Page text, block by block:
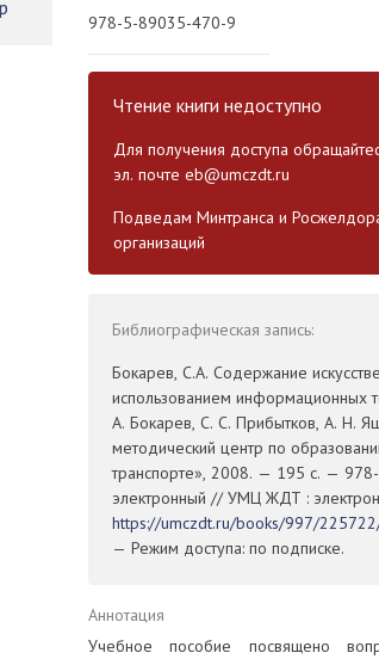
978-5-89035-470-9
Чтение книги недоступно
Для получения доступа
эл. почте eb@umczdt.ru
Подведам Минтранса и
организаций
Библиографическая запись:
Бокарев, С.А. Содержание
использованием информационных
А. Бокарев, С. С. Прибытков, А. Н.
методический центр по
транспорте», 2008. — 195 с. —
электронный // УМЦ ЖДТ :
https://umczdt.ru/books/997/
— Режим доступа: по подписке.
Аннотация
Учебное пособие посвящено